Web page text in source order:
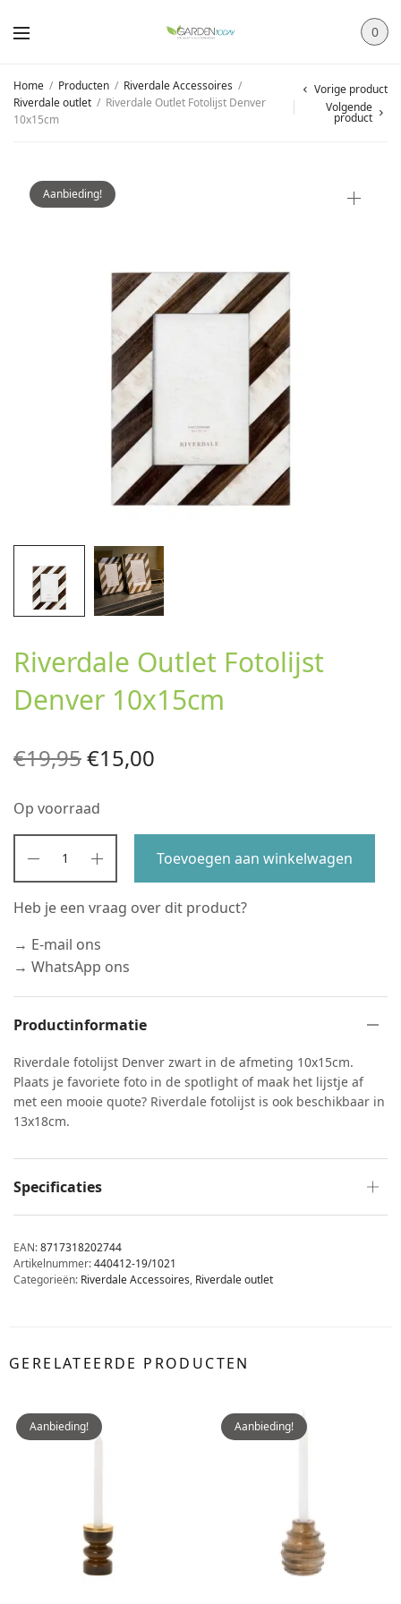
0
Home / Producten / Riverdale Accessoires /
Riverdale outlet / Riverdale Outlet Fotolijst Denver
10x15cm
Vorige product
Volgende
product
Aanbieding!
Riverdale Outlet Fotolijst
Denver 10x15cm
€19,95Oorspronkelijke
€15,00
Op voorraad
Toevoegen aan winkelwagen
Heb je een vraag over dit product?
→ E-mail ons
→ WhatsApp ons
Productinformatie
Riverdale fotolijst Denver zwart in de afmeting 10x15cm.
Plaats je favoriete foto in de spotlight of maak het lijstje af
met een mooie quote? Riverdale fotolijst is ook beschikbaar in
13x18cm.
Specificaties
EAN:8717318202744
Artikelnummer:440412-19/1021
Categorieën: Riverdale Accessoires, Riverdale outlet
GERELATEERDE PRODUCTEN
Aanbieding! Aanbieding!